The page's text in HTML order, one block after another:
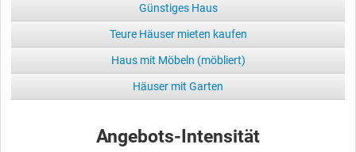
Günstiges Haus
Teure Häuser mieten kaufen
Haus mit Möbeln (möbliert)
Häuser mit Garten
Angebots-Intensität